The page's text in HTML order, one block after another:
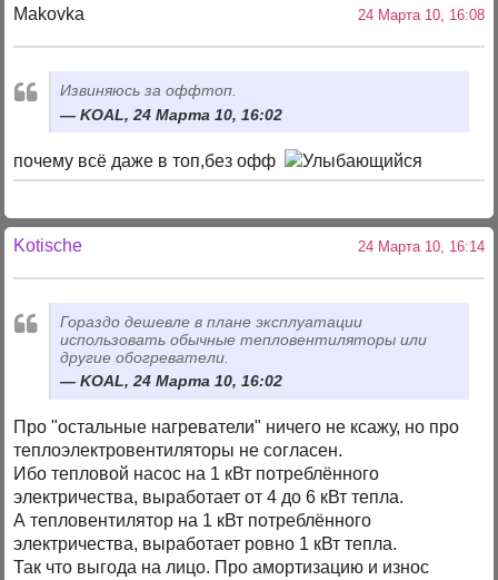
Makovka 24 Марта 10, 16:08
Извиняюсь за оффтоп.
KOAL, 24 Марта 10, 16:02
почему всё даже в топ,без офф
Kotische 24 Марта 10, 16:14
Гораздо дешевле в плане эксплуатации
использовать обычные тепловентиляторы или
другие обогреватели.
KOAL, 24 Марта 10, 16:02
Про "остальные нагреватели" ничего не ксажу, но про
теплоэлектровентиляторы не согласен.
Ибо тепловой насос на 1 кВт потреблённого
электричества, выработает от 4 до 6 кВт тепла.
А тепловентилятор на 1 кВт потреблённого
электричества, выработает ровно 1 кВт тепла.
Так что выгода на лицо. Про амортизацию и износ